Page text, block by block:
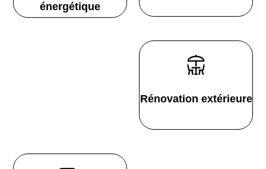
énergétique
Rénovation extérieure